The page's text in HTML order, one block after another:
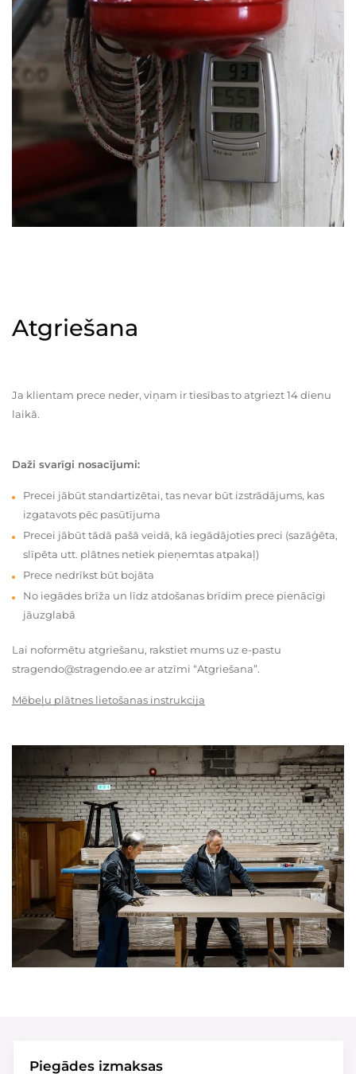
Atgriešana
Ja klientam prece neder, viņam ir tiesības to atgriezt 14 dienu
laikā.
Daži svarīgi nosacījumi:
Precei jābūt standartizētai, tas nevar būt izstrādājums, kas
izgatavots pēc pasūtījuma
Precei jābūt tādā pašā veidā, kā iegādājoties preci (sazāģēta,
slīpēta utt. plātnes netiek pieņemtas atpakaļ)
Prece nedrīkst būt bojāta
No iegādes brīža un līdz atdošanas brīdim prece pienācīgi
jāuzglabā
Lai noformētu atgriešanu, rakstiet mums uz e-pastu
stragendo@stragendo.ee ar atzīmi “Atgriešana”.
Mēbeļu plātnes lietošanas instrukcija
Piegādes izmaksas